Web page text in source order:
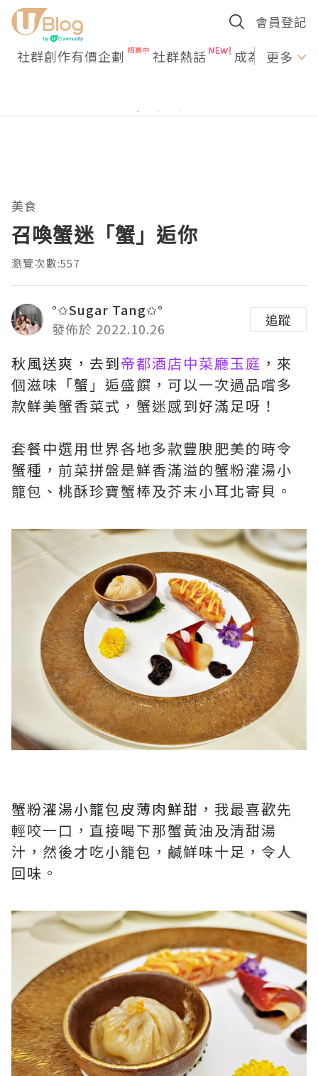
會員登記
社群創作有價企劃 社群熱話 成為U更多
美食
召喚蟹迷「蟹」逅你
瀏覽次數:557
°✩Sugar Tang✩°
發佈於 2022.10.26
追蹤
秋風送爽，去到帝都酒店中菜廳玉庭 ，來
個滋味「蟹」逅盛饌，可以一次過品嚐多
款鮮美蟹香菜式，蟹迷感到好滿足呀！
套餐中選用世界各地多款豐腴肥美的時令
蟹種，前菜拼盤是鮮香滿溢的蟹粉灌湯小
籠包、桃酥珍寶蟹棒及芥末小耳北寄貝。
蟹粉灌湯小籠包皮薄肉鮮甜， 我最喜歡先
輕咬一口，直接喝下那蟹黃油及清甜湯
汁，然後才吃小籠包，鹹鮮味十足，令人
回味。